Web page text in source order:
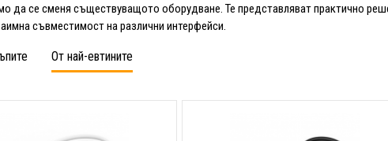
да се сменя съществуващото оборудване. Те представляват практично
съвместимост на различни интерфейси.
От най-евтините